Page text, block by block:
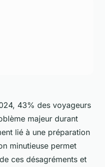
43% des voyageurs
majeur durant
lié à une préparation
minutieuse permet
ces désagréments et